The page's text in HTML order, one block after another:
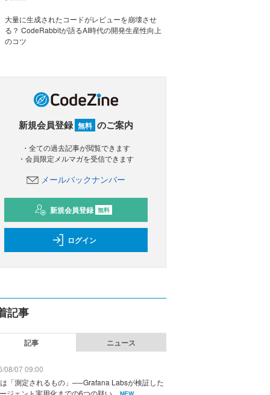
大量に生成されたコードがレビューを崩壊させ
る？ CodeRabbitが語るAI時代の開発生産性向上
のコツ
新規会員登録 無料 のご案内
・全ての過去記事が閲覧できます
・会員限定メルマガを受信できます
メールバックナンバー
新規会員登録 無料
ログイン
記事
記事 ニュース
08/07 09:00
「測定されるもの」──Grafana Labsが検証した